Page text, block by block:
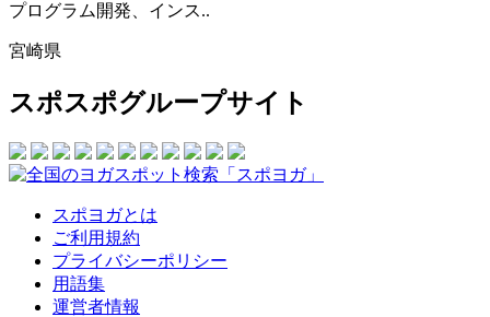
プログラム開発、インス..
宮崎県
スポスポグループサイト
スポヨガとは
ご利用規約
プライバシーポリシー
用語集
運営者情報